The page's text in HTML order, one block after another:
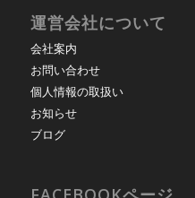
運営会社について
会社案内
お問い合わせ
個人情報の取扱い
お知らせ
ブログ